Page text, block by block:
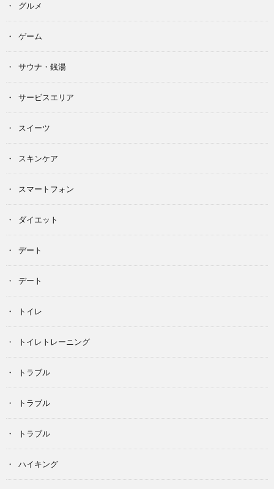
グルメ
ゲーム
サウナ・銭湯
サービスエリア
スイーツ
スキンケア
スマートフォン
ダイエット
デート
デート
トイレ
トイレトレーニング
トラブル
トラブル
トラブル
ハイキング